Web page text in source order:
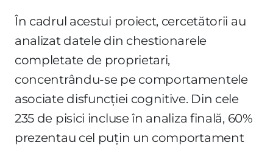
În cadrul acestui proiect, cercetătorii au
analizat datele din chestionarele
completate de proprietari,
concentrându-se pe comportamentele
asociate disfuncției cognitive. Din cele
235 de pisici incluse în analiza finală, 60%
prezentau cel puțin un comportament